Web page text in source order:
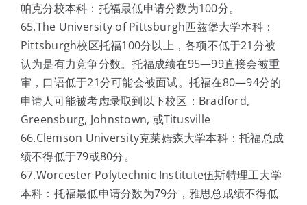
帕克分校本科：托福最低申请分数为100分。
65.The University of Pittsburgh匹兹堡大学本科：
Pittsburgh校区托福100分以上，各项不低于21分被
认为是有力竞争分数。托福成绩在95—99直接会被重
审，口语低于21分可能会被面试。托福在80—94分的
申请人可能被考虑录取到以下校区：Bradford,
Greensburg, Johnstown, 或Titusville
66.Clemson University克莱姆森大学本科：托福总成
绩不得低于79或80分。
67.Worcester Polytechnic Institute伍斯特理工大学
本科：托福最低申请分数为79分，雅思总成绩不得低